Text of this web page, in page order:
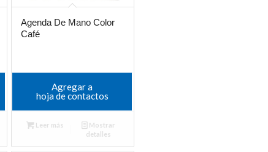
Agenda De Mano Color
Café
Agregar a
hoja de contactos
Leer más
Mostrar
detalles